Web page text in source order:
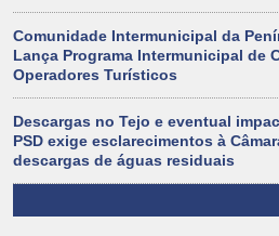
Comunidade Intermunicipal da
Lança Programa Intermunicipal de
Operadores Turísticos
Descargas no Tejo e eventual
PSD exige esclarecimentos à
descargas de águas residuais